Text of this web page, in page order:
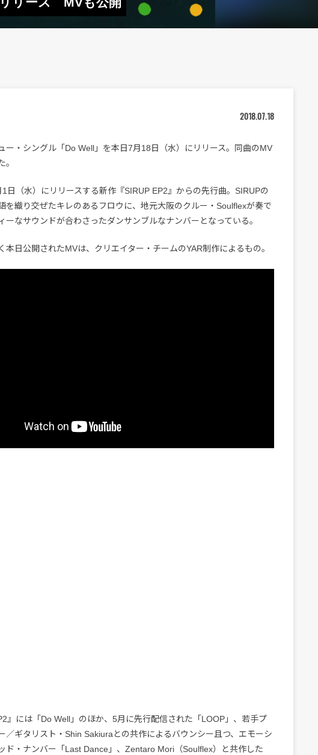
2018.07.18
ー・シングル「Do Well」を本日7月18日（水）にリリース。同曲のMV
。
日（水）にリリースする新作『SIRUP EP2』からの先行曲。SIRUPの
を織り交ぜたキレのあるフロウに、地元大阪のクルー・Soulflexが奏で
ーなサウンドが合わさったダンサンブルなナンバーとなっている。
本日公開されたMVは、クリエイター・チームのYAR制作によるもの。
』には「Do Well」のほか、5月に先行配信された「LOOP」、若手プ
／ギタリスト・Shin Sakiuraとの共作によるバウンシー且つ、エモーシ
ド・ナンバー「Last Dance」、Zentaro Mori（Soulflex）と共作した